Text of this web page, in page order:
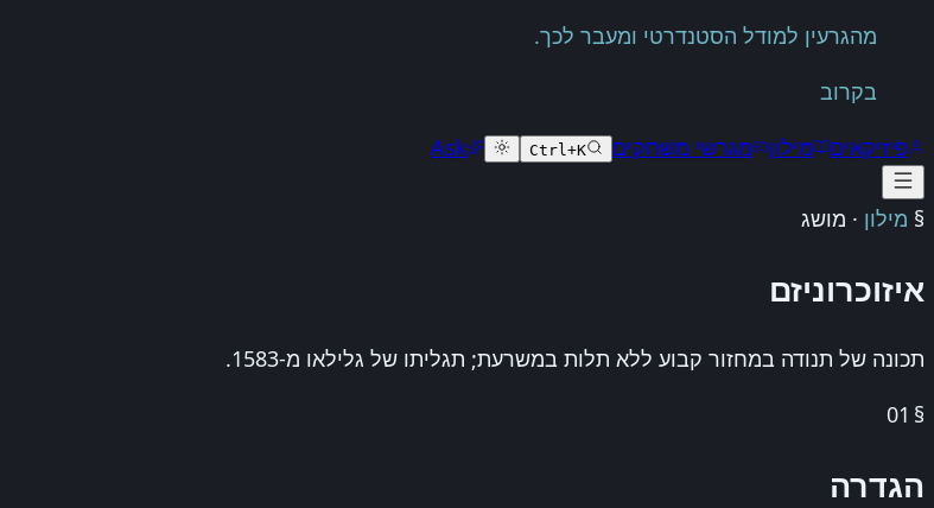
מהגרעין למודל הסטנדרטי ומעבר לכך.
בקרוב
פיזיקאים
מילון מגרשי משחקים Ctrl+K
Ask
§ מילון · מושג
איזוכרוניזם
תכונה של תנודה במחזור קבוע ללא תלות במשרעת; תגליתו של גלילאו מ-1583.
§
01
הגדרה